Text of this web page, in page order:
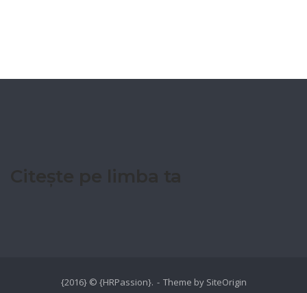
{2016} © {HRPassion}. Theme by SiteOrigin